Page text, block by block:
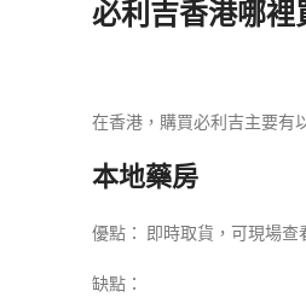
必利吉香港哪
在香港，購買必利吉主要有
本地藥房
優點： 即時取貨，可現場查
缺點：